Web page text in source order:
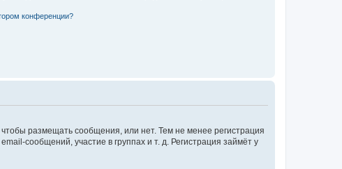
конференции?
размещать сообщения, или нет. Тем не менее регистрация
сообщений, участие в группах и т. д. Регистрация займёт у